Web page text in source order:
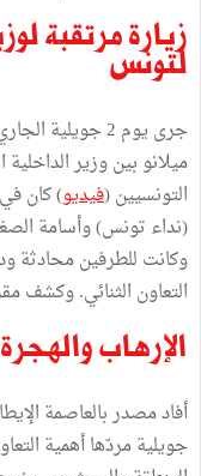
زيارة مرتقبة
لتونس
جرى يوم 2
ميلانو بين وزير
التونسيين (فيديو) كان
(نداء تونس) وأسامة
وكانت للطرفين محادثة
التعاون الثنائي. وكشف
الإرهاب
أفاد مصدر بالعاصمة
جويلية مردّها أهمية